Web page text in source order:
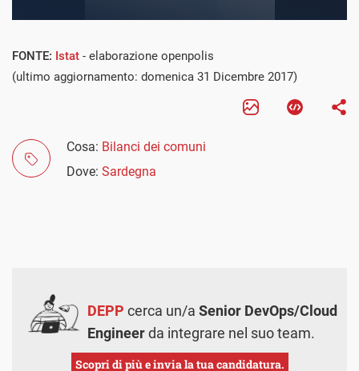
FONTE: Istat - elaborazione openpolis
(ultimo aggiornamento: domenica 31 Dicembre 2017)
Cosa: Bilanci dei comuni
Dove: Sardegna
DEPP cerca un/a Senior DevOps/Cloud
Engineerda integrare nel suo team.
Scopri di più e invia la tua candidatura.